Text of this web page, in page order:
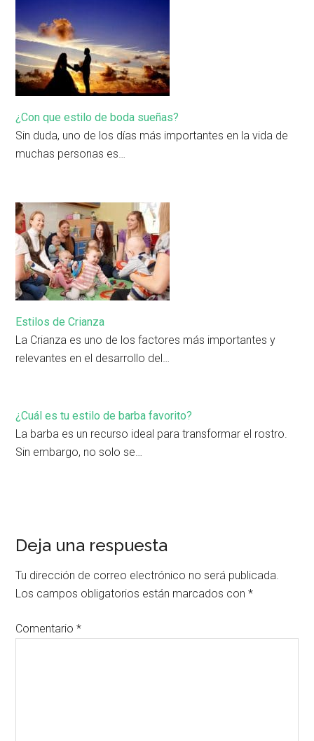
¿Con que estilo de boda sueñas?
Sin duda, uno de los días más importantes en la vida de
muchas personas es…
Estilos de Crianza
La Crianza es uno de los factores más importantes y
relevantes en el desarrollo del…
¿Cuál es tu estilo de barba favorito?
La barba es un recurso ideal para transformar el rostro.
Sin embargo, no solo se…
Deja una respuesta
Tu dirección de correo electrónico no será publicada.
Los campos obligatorios están marcados con*
Comentario*